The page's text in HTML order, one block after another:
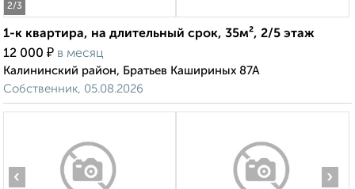
2/3
1-к квартира, на длительный срок, 35м², 2/5 этаж
12 000 ₽ в месяц
Калининский район, Братьев Кашириных 87А
Собственник, 05.08.2026
‹ ›